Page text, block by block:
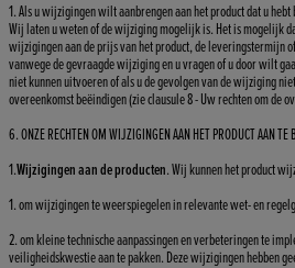
1. Als u wijzigingen wilt aanbrengen aan het product dat u hebt
Wij laten u weten of de wijziging mogelijk is. Het is mogelijk
wijzigingen aan de prijs van het product, de leveringstermijn
vanwege de gevraagde wijziging en u vragen of u door wilt
niet kunnen uitvoeren of als u de gevolgen van de wijziging
overeenkomst beëindigen (zie clausule 8 - Uw rechten om de
6. ONZE RECHTEN OM WIJZIGINGEN AAN HET PRODUCT AAN TE
1.Wijzigingen aan de producten. Wij kunnen het product
1. om wijzigingen te weerspiegelen in relevante wet- en
2. om kleine technische aanpassingen en verbeteringen te
veiligheidskwestie aan te pakken. Deze wijzigingen hebben